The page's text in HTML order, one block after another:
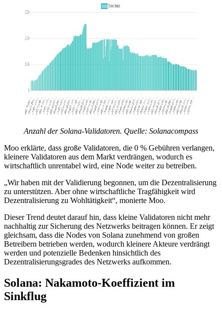
Anzahl der Solana-Validatoren. Quelle: Solanacompass
Moo erklärte, dass große Validatoren, die 0 % Gebühren verlangen,
kleinere Validatoren aus dem Markt verdrängen, wodurch es
wirtschaftlich unrentabel wird, eine Node weiter zu betreiben.
„Wir haben mit der Validierung begonnen, um die Dezentralisierung
zu unterstützen. Aber ohne wirtschaftliche Tragfähigkeit wird
Dezentralisierung zu Wohltätigkeit“, monierte Moo.
Dieser Trend deutet darauf hin, dass kleine Validatoren nicht mehr
nachhaltig zur Sicherung des Netzwerks beitragen können. Er zeigt
gleichsam, dass die Nodes von Solana zunehmend von großen
Betreibern betrieben werden, wodurch kleinere Akteure verdrängt
werden und potenzielle Bedenken hinsichtlich des
Dezentralisierungsgrades des Netzwerks aufkommen.
Solana: Nakamoto-Koeffizient im
Sinkflug